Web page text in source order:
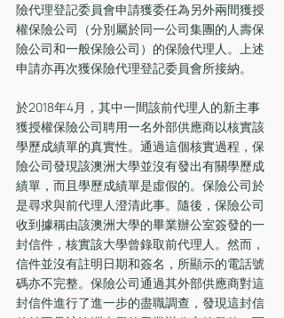
險代理登記委員會申請獲委任為另外兩間獲授
權保險公司（分別屬於同一公司集團的人壽保
險公司和一般保險公司）的保險代理人。上述
申請亦再次獲保險代理登記委員會所接納。
於2018年4月，其中一間該前代理人的新主事
獲授權保險公司聘用一名外部供應商以核實該
學歷成績單的真實性。通過這個核實過程，保
險公司發現該澳洲大學並沒有發出有關學歷成
績單，而且學歷成績單是虛假的。保險公司於
是尋求與前代理人澄清此事。隨後，保險公司
收到據稱由該澳洲大學的畢業辦公室簽發的一
封信件，核實該大學曾錄取前代理人。然而，
信件並沒有註明日期和簽名，所顯示的電話號
碼亦不完整。保險公司通過其外部供應商對這
封信件進行了進一步的盡職調查，發現這封信